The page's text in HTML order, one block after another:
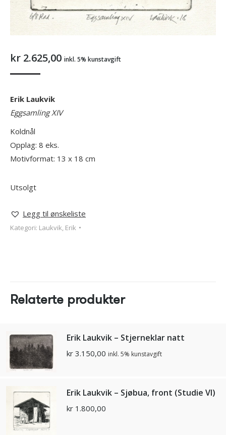
kr 2.625,00 inkl. 5% kunstavgift
Erik Laukvik
Eggsamling XIV
Koldnål
Opplag: 8 eks.
Motivformat: 13 x 18 cm
Utsolgt
Legg til ønskeliste
Kategori: Laukvik, Erik
Relaterte produkter
Erik Laukvik – Stjerneklar natt
kr 3.150,00 inkl. 5% kunstavgift
Erik Laukvik – Sjøbua, front (Studie VI)
kr 1.800,00